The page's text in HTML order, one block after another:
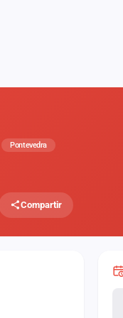
Pontevedra
Compartir